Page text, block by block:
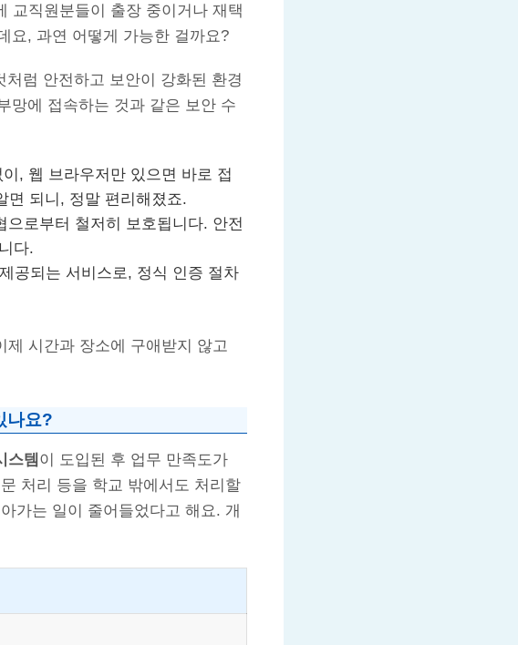
교직원분들이 출장 중이거나 재택
요, 과연 어떻게 가능한 걸까요?
럼 안전하고 보안이 강화된 환경
망에 접속하는 것과 같은 보안 수
, 웹 브라우저만 있으면 바로 접
면 되니, 정말 편리해졌죠.
로부터 철저히 보호됩니다. 안전
다.
공되는 서비스로, 정식 인증 절차
제 시간과 장소에 구애받지 않고
나요?
스템 이 도입된 후 업무 만족도가
처리 등을 학교 밖에서도 처리할
가는 일이 줄어들었다고 해요. 개